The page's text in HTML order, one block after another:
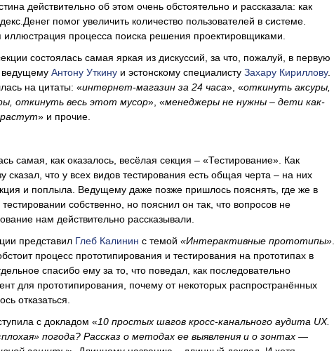
действительно об этом очень обстоятельно и рассказала: как
помог увеличить количество пользователей в системе.
иллюстрация процесса поиска решения проектировщиками.
состоялась самая яркая из дискуссий, за что, пожалуй, в первую
ведущему Антону Уткину и эстонскому специалисту Захару Кириллову.
на цитаты: «интернет-магазин за 24 часа», «откинуть аксуры,
откинуть весь этот мусор», «менеджеры не нужны – дети как-
» и прочие.
самая, как оказалось, весёлая секция – «Тестирование». Как
сказал, что у всех видов тестирования есть общая черта – на них
и поплыла. Ведущему даже позже пришлось пояснять, где же в
собственно, но пояснил он так, что вопросов не
нам действительно рассказывали.
представил Глеб Калинин с темой «Интерактивные прототипы»
процесс прототипирования и тестирования на прототипах в
спасибо ему за то, что поведал, как последовательно
для прототипирования, почему от некоторых распространённых
отказаться.
с докладом «10 простых шагов кросс-канального аудита UX.
погода? Рассказ о методах ее выявления и о зонтах —